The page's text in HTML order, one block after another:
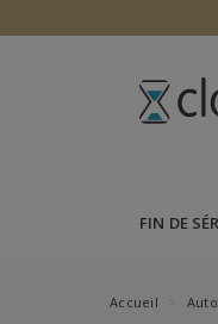
FIN DE
Accueil